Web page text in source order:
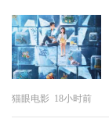
猫眼电影 18小时前